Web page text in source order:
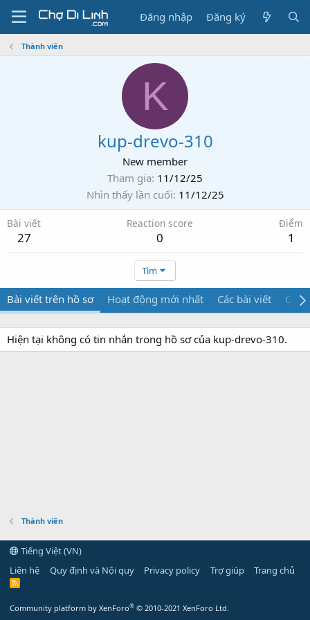
Đăng nhập Đăng ký
Thành viên
K
kup-drevo-310
New member
Tham gia 11/12/25
Nhìn thấy lần cuối 11/12/25
Bài viết
27
Reaction score
0
Điểm
1
Tìm
Bài viết trên hồ sơ Hoạt động mới nhất Các bài viết Giới
Hiện tại không có tin nhắn trong hồ sơ của kup-drevo-310.
Thành viên
Tiếng Việt (VN)
Liên hệ
Quy định và Nội quy Privacy policy Trợ giúp Trang chủ
R
Community platform by XenForo® © 2010-2021 XenForo Ltd.